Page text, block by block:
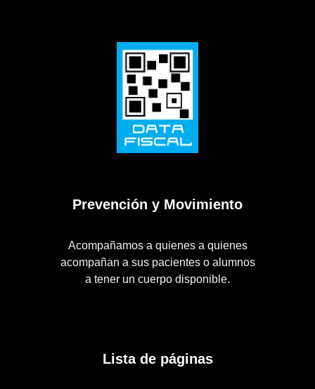
Prevención y Movimiento
Acompañamos a quienes a quienes
acompañan a sus pacientes o alumnos
a tener un cuerpo disponible.
Lista de páginas